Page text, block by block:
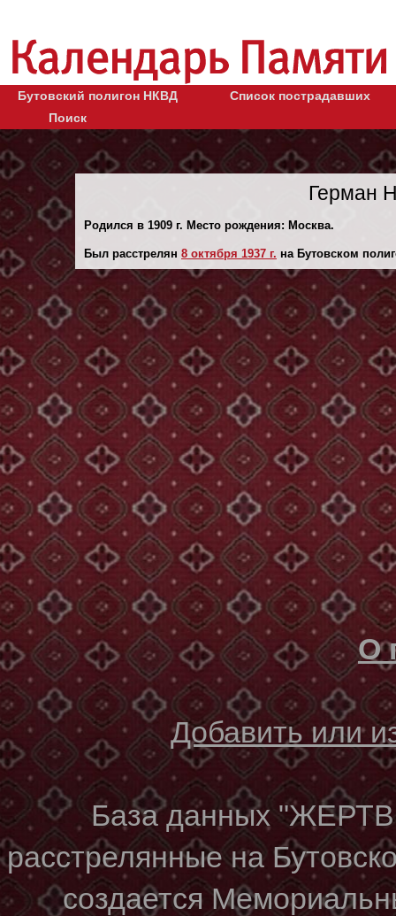
Бутовский полигон НКВД
Список пострадавших
Поиск
Герман
Родился в 1909 г. Место рождения: Москва.
Был расстрелян 8 октября 1937 г. на Бутовском
О
Добавить или
База данных
расстрелянные на
создается